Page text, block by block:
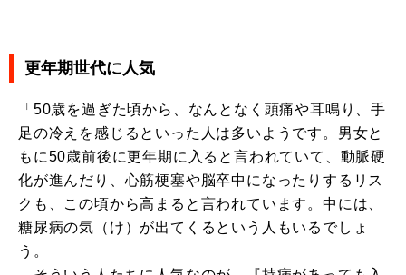
更年期世代に人気
「50歳を過ぎた頃から、なんとなく頭痛や耳鳴り、手
足の冷えを感じるといった人は多いようです。男女と
もに50歳前後に更年期に入ると言われていて、動脈硬
化が進んだり、心筋梗塞や脳卒中になったりするリス
クも、この頃から高まると言われています。中には、
糖尿病の気（け）が出てくるという人もいるでしょ
う。